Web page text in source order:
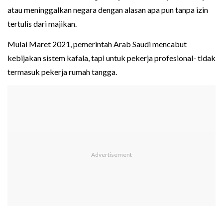
atau meninggalkan negara dengan alasan apa pun tanpa izin
tertulis dari majikan.
Mulai Maret 2021, pemerintah Arab Saudi mencabut
kebijakan sistem kafala, tapi untuk pekerja profesional- tidak
termasuk pekerja rumah tangga.